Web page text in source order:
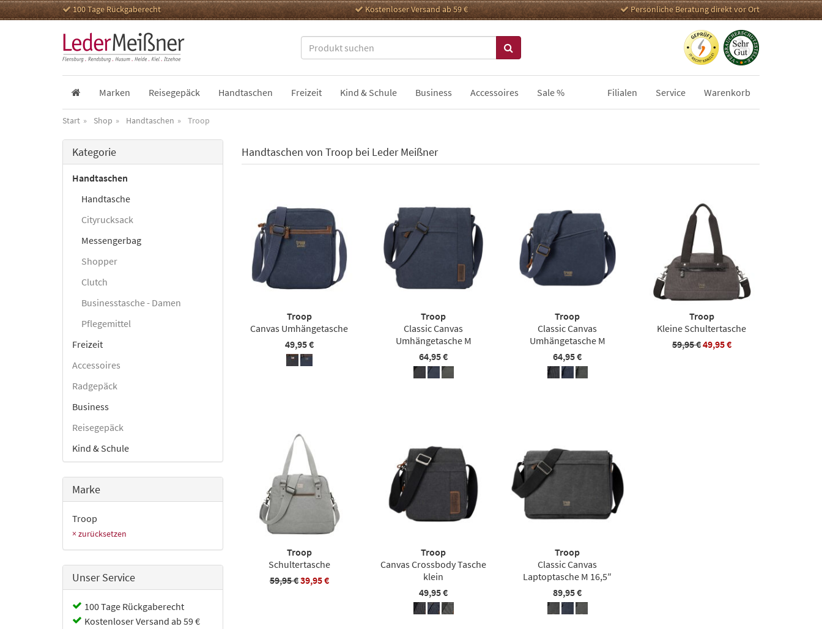
100 Tage Rückgaberecht Kostenloser Versand ab 59 € Persönliche Beratung direkt vor Ort
Marken Reisegepäck Handtaschen Freizeit Kind & Schule Business Accessoires Sale % Filialen Service Warenkorb
Start Shop Handtaschen Troop
Kategorie
Handtaschen
Handtasche
Cityrucksack
Messengerbag
Shopper
Clutch
Businesstasche - Damen
Pflegemittel
Freizeit
Accessoires
Radgepäck
Business
Reisegepäck
Kind & Schule
Marke
Troop
× zurücksetzen
Unser Service
100 Tage Rückgaberecht
Kostenloser Versand ab 59 €
Handtaschen von Troop bei Leder Meißner
Troop
Canvas Umhängetasche
49,95 €
Troop
Classic Canvas
Umhängetasche M
64,95 €
Troop
Classic Canvas
Umhängetasche M
64,95 €
Troop
Kleine Schultertasche
59,95 €49,95 €
Troop
Schultertasche
59,95 €39,95 €
Troop
Canvas Crossbody Tasche
klein
49,95 €
Troop
Classic Canvas
Laptoptasche M 16,5″
89,95 €